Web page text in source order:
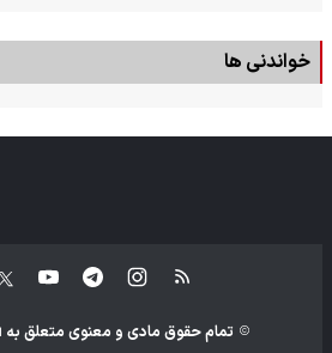
خواندنی ها
تمام حقوق مادی و معنوی متعلق به